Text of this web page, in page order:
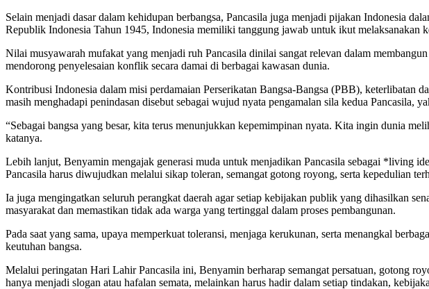
Selain menjadi dasar dalam kehidupan berbangsa, Pancasila juga menjadi pijakan Indonesia
Republik Indonesia Tahun 1945, Indonesia memiliki tanggung jawab untuk ikut melaksanakan
Nilai musyawarah mufakat yang menjadi ruh Pancasila dinilai sangat relevan dalam
mendorong penyelesaian konflik secara damai di berbagai kawasan dunia.
Kontribusi Indonesia dalam misi perdamaian Perserikatan Bangsa-Bangsa (PBB), keterlibatan
masih menghadapi penindasan disebut sebagai wujud nyata pengamalan sila kedua Pancasila,
“Sebagai bangsa yang besar, kita terus menunjukkan kepemimpinan nyata. Kita ingin dunia
katanya.
Lebih lanjut, Benyamin mengajak generasi muda untuk menjadikan Pancasila sebagai *living
Pancasila harus diwujudkan melalui sikap toleran, semangat gotong royong, serta kepedulian
Ia juga mengingatkan seluruh perangkat daerah agar setiap kebijakan publik yang dihasilkan
masyarakat dan memastikan tidak ada warga yang tertinggal dalam proses pembangunan.
Pada saat yang sama, upaya memperkuat toleransi, menjaga kerukunan, serta menangkal
keutuhan bangsa.
Melalui peringatan Hari Lahir Pancasila ini, Benyamin berharap semangat persatuan, gotong
hanya menjadi slogan atau hafalan semata, melainkan harus hadir dalam setiap tindakan,